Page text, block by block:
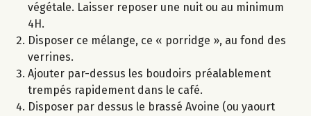
végétale. Laisser reposer une nuit ou au minimum
4H.
Disposer ce mélange, ce « porridge », au fond des
verrines.
Ajouter par-dessus les boudoirs préalablement
trempés rapidement dans le café.
Disposer par dessus le brassé Avoine (ou yaourt